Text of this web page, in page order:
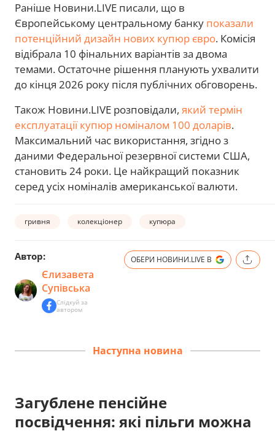
Раніше Новини.LIVE писали, що в
Європейському центральному банку показали
потенційний дизайн нових купюр євро. Комісія
відібрала 10 фінальних варіантів за двома
темами. Остаточне рішення планують ухвалити
до кінця 2026 року після публічних обговорень.
Також Новини.LIVE розповідали, який термін
експлуатації купюр номіналом 100 доларів.
Максимальний час використання, згідно з
даними Федеральної резервної системи США,
становить 24 роки. Це найкращий показник
серед усіх номіналів американської валюти.
гривня колекціонер купюра
Автор:
Єлизавета
Супівська
Слідкуй за
автором
ОБЕРИ НОВИНИ.LIVE В
Наступна новина
Загублене пенсійне
посвідчення: які пільги можна